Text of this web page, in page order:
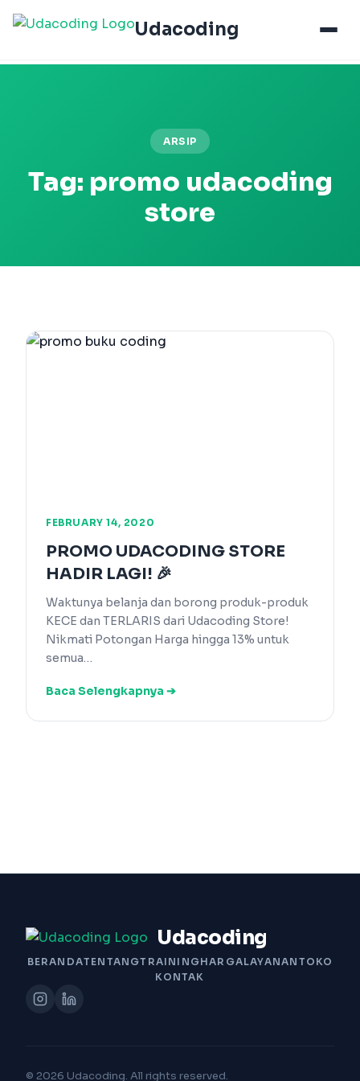
Udacoding
ARSIP
Tag: promo udacoding
store
FEBRUARY 14, 2020
PROMO UDACODING STORE
HADIR LAGI! 🎉
Waktunya belanja dan borong produk-produk
KECE dan TERLARIS dari Udacoding Store!
Nikmati Potongan Harga hingga 13% untuk
semua…
Baca Selengkapnya ➔
Udacoding
BERANDATENTANGTRAININGHARGALAYANAN TOKO
KONTAK
© 2026 Udacoding. All rights reserved.